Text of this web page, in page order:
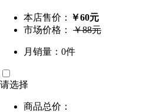
本店售价： ￥60元
市场价格： ￥88元
月销量：0件
请选择
商品总价：